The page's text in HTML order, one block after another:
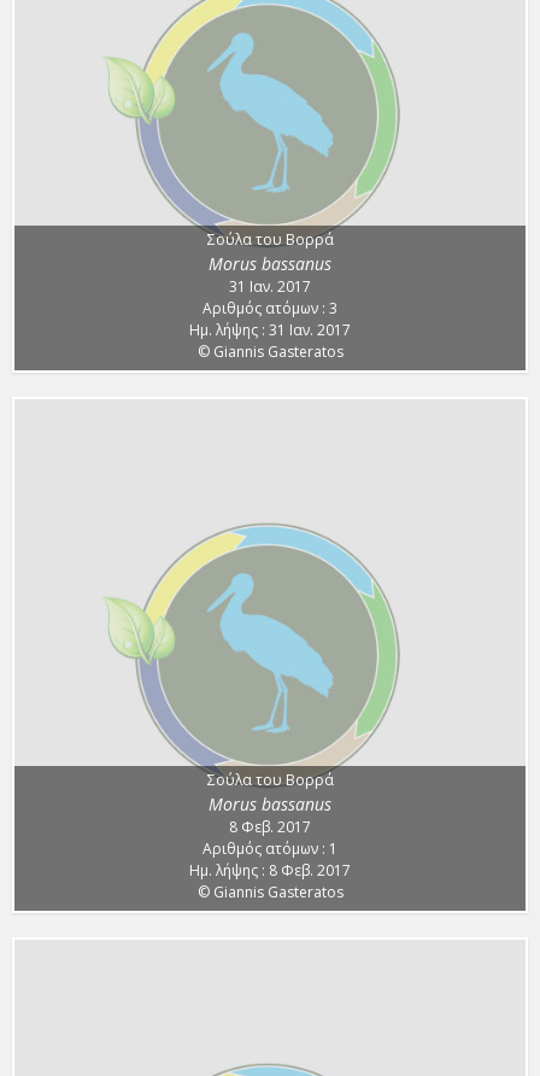
Σούλα του Βορρά
Morus bassanus
31 Ιαν. 2017
Αριθμός ατόμων : 3
Ημ. λήψης : 31 Ιαν. 2017
© Giannis Gasteratos
Σούλα του Βορρά
Morus bassanus
8 Φεβ. 2017
Αριθμός ατόμων : 1
Ημ. λήψης : 8 Φεβ. 2017
© Giannis Gasteratos